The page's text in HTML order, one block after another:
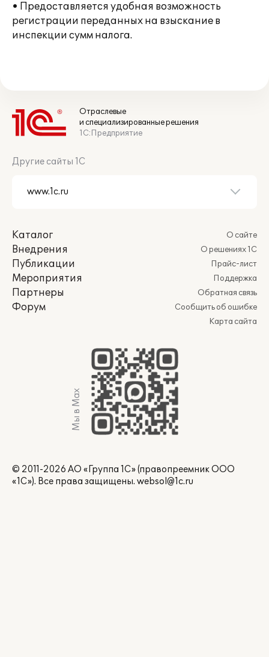
• Предоставляется удобная возможность
регистрации переданных на взыскание в
инспекции сумм налога.
Отраслевые
и специализированные решения
1С:Предприятие
Другие сайты 1С
Каталог
Внедрения
Публикации
Мероприятия
Партнеры
Форум
О сайте
О решениях 1С
Прайс-лист
Поддержка
Обратная связь
Сообщить об ошибке
Карта сайта
Мы в Max
© 2011-2026 АО «Группа 1С» (правопреемник ООО
«1С»). Все права защищены. websol@1c.ru